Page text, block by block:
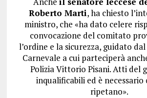
Roberto Marti, ha chiesto
ministro, che «ha dato celere
convocazione del comitato
l’ordine e la sicurezza, guidato
Carnevale a cui parteciperà
Polizia Vittorio Pisani. Atti del
inqualificabili ed è necessario
ripetano».